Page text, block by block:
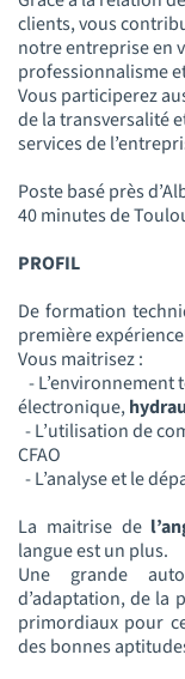
clients, vous
notre entreprise en
professionnalisme
Vous participerez
de la transversalité
services de
Poste basé près
40 minutes de
PROFIL
De formation
première
Vous maitrisez :
-
électronique,
- L’utilisation de
CFAO
- L’analyse et le
La maitrise de
langue est un plus.
Une grande
d’adaptation, de la
primordiaux pour
des bonnes